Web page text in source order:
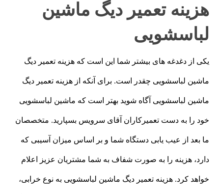
هزینه تعمیر دیگ ماشین
لباسشویی
یکی از دغدغه های بیشتر شما این است که هزینه تعمیر دیگ
ماشین لباسشویی چقدر است. برای آنکه از هزینه تعمیر دیگ
ماشین لباسشویی آگاه شوید بهتر است که ماشین لباسشویی
خود را به دست تعمیرکاران آقای سرویس بسپارید. متخصصان
ما بعد از عیب یابی دستگاه شما و بر اساس میزان آسیبی که
دارد، هزینه را به صورت شفاف به شما مشتریان عزیز اعلام
خواهد کرد. هزینه تعمیر دیگ ماشین لباسشویی به نوع خرابی،